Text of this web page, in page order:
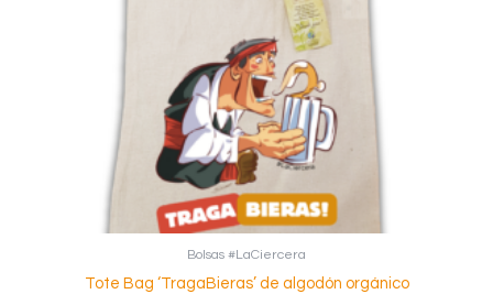
Bolsas #LaCiercera
Tote Bag ‘TragaBieras’ de algodón orgánico